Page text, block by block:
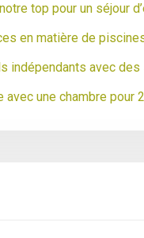
top pour un séjour
en matière de
indépendants avec
avec une chambre